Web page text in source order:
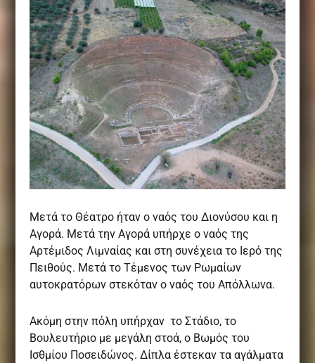
Μετά το Θέατρο ήταν ο ναός του Διονύσου και η
Αγορά. Μετά την Αγορά υπήρχε ο ναός της
Αρτέμιδος Λιμναίας και στη συνέχεια το Ιερό της
Πειθούς. Μετά το Τέμενος των Ρωμαίων
αυτοκρατόρων στεκόταν ο ναός του Απόλλωνα.
Ακόμη στην πόλη υπήρχαν το Στάδιο, το
Βουλευτήριο με μεγάλη στοά, ο Βωμός του
Ισθμίου Ποσειδώνος. Δίπλα έστεκαν τα αγάλματα